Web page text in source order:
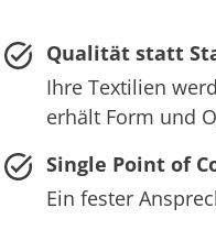
Qualität statt
Ihre Textilien
erhält Form und
Single Point of
Ein fester